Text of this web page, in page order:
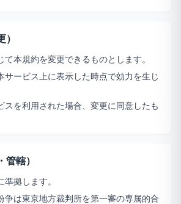
本規約を変更できるものとします。
サービス上に表示した時点で効力を生じ
スを利用された場合、変更に同意したも
轄）
拠します。
争は東京地方裁判所を第一審の専属的合